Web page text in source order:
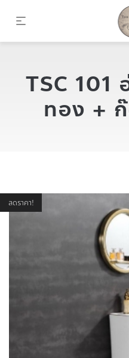
TSC 101
ทอง +
ลดราคา!